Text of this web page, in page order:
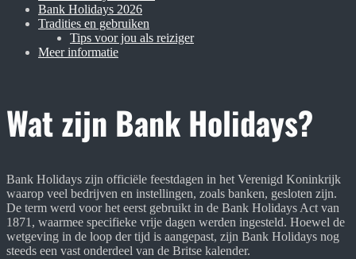
Bank Holidays 2026
Tradities en gebruiken
Tips voor jou als reiziger
Meer informatie
Wat zijn Bank Holidays?
Bank Holidays zijn officiële feestdagen in het Verenigd Koninkrijk
waarop veel bedrijven en instellingen, zoals banken, gesloten zijn.
De term werd voor het eerst gebruikt in de Bank Holidays Act van
1871, waarmee specifieke vrije dagen werden ingesteld. Hoewel de
wetgeving in de loop der tijd is aangepast, zijn Bank Holidays nog
steeds een vast onderdeel van de Britse kalender.